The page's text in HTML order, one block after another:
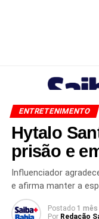
ENTRETENIMENTO
Hytalo
prisão e
Influenciador
e afirma manter a
Postado 1
Por Redação